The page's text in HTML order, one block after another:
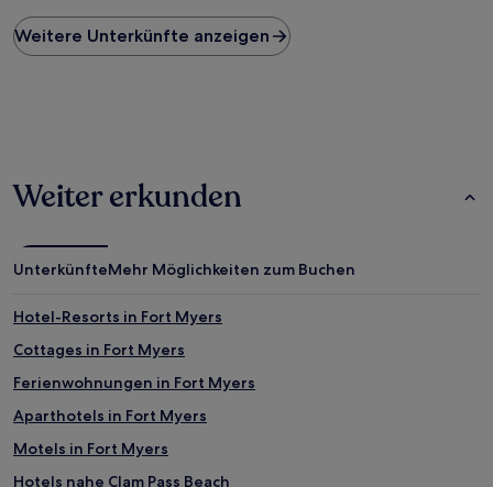
Preis
pro
Nacht,
einen
1 Übernachtung
von
gefunden
Preise
Verfügbarkeiten
können
ändern.
Weitere Unterkünfte anzeigen
Weiter erkunden
UnterkünfteMehr Möglichkeiten zum Buchen
Hotel-Resorts in Fort Myers
Cottages in Fort Myers
Ferienwohnungen in Fort Myers
Aparthotels in Fort Myers
Motels in Fort Myers
Hotels nahe Clam Pass Beach